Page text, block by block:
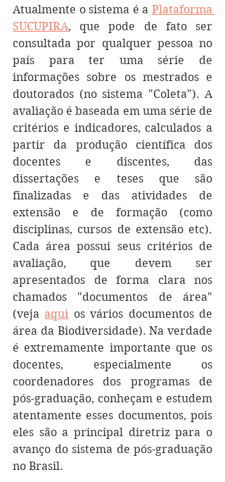
Atualmente o sistema é a Plataforma
SUCUPIRA, que pode de fato ser
consultada por qualquer pessoa no
país para ter uma série de
informações sobre os mestrados e
doutorados (no sistema "Coleta"). A
avaliação é baseada em uma série de
critérios e indicadores, calculados a
partir da produção científica dos
docentes e discentes, das
dissertações e teses que são
finalizadas e das atividades de
extensão e de formação (como
disciplinas, cursos de extensão etc).
Cada área possui seus critérios de
avaliação, que devem ser
apresentados de forma clara nos
chamados "documentos de área"
(veja aqui os vários documentos de
área da Biodiversidade). Na verdade
é extremamente importante que os
docentes, especialmente os
coordenadores dos programas de
pós-graduação, conheçam e estudem
atentamente esses documentos, pois
eles são a principal diretriz para o
avanço do sistema de pós-graduação
no Brasil.